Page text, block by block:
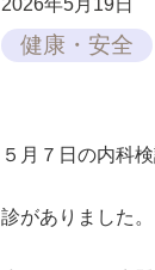
2026年5月19日
健康・安全
５月７日の内科
診がありました。